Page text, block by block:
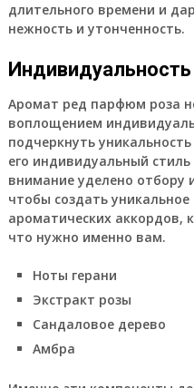
длительного времени и
нежность и утонченность.
Индивидуальность
Аромат ред парфюм роза
воплощением
подчеркнуть
его индивидуальный
внимание уделено отбору
чтобы создать
ароматических аккордов,
что нужно именно вам.
Ноты герани
Экстракт розы
Сандаловое дерево
Амбра